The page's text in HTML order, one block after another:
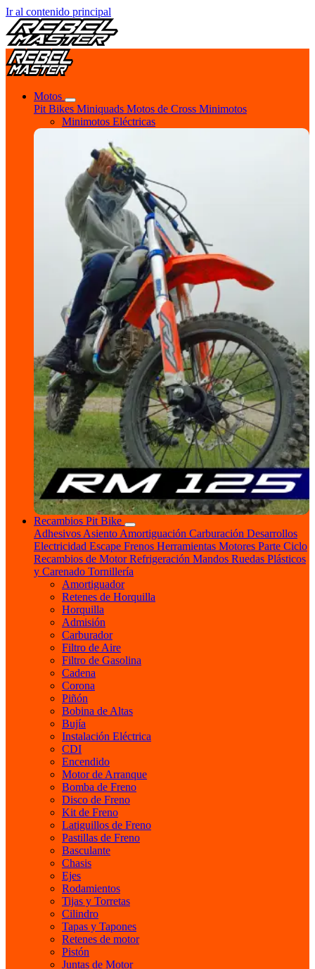
Ir al contenido principal
Motos
Pit Bikes Miniquads Motos de Cross Minimotos
Minimotos Eléctricas
Recambios Pit Bike
Adhesivos Asiento Amortiguación Carburación Desarrollos
Electricidad Escape Frenos Herramientas Motores Parte Ciclo
Recambios de MotorRefrigeración Mandos Ruedas Plásticos
y Carenado Tornillería
Amortiguador
Retenes de Horquilla
Horquilla
Admisión
Carburador
Filtro de Aire
Filtro de Gasolina
Cadena
Corona
Piñón
Bobina de Altas
Bujía
Instalación Eléctrica
CDI
Encendido
Motor de Arranque
Bomba de Freno
Disco de Freno
Kit de Freno
Latiguillos de Freno
Pastillas de Freno
Basculante
Chasis
Ejes
Rodamientos
Tijas y Torretas
Cilindro
Tapas y Tapones
Retenes de motor
Pistón
Juntas de Motor